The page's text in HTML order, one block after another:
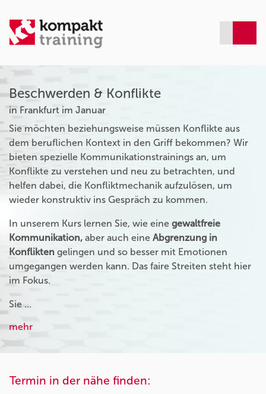
Beschwerden & Konflikte
in Frankfurt im Januar
Sie möchten beziehungsweise müssen Konflikte aus
dem beruflichen Kontext in den Griff bekommen? Wir
bieten spezielle Kommunikationstrainings an, um
Konflikte zu verstehen und neu zu betrachten, und
helfen dabei, die Konfliktmechanik aufzulösen, um
wieder konstruktiv ins Gespräch zu kommen.
In unserem Kurs lernen Sie, wie eine gewaltfreie
Kommunikation, aber auch eine Abgrenzung in
Konflikten gelingen und so besser mit Emotionen
umgegangen werden kann. Das faire Streiten steht hier
im Fokus.
Sie …
mehr
Termin in der nähe finden: